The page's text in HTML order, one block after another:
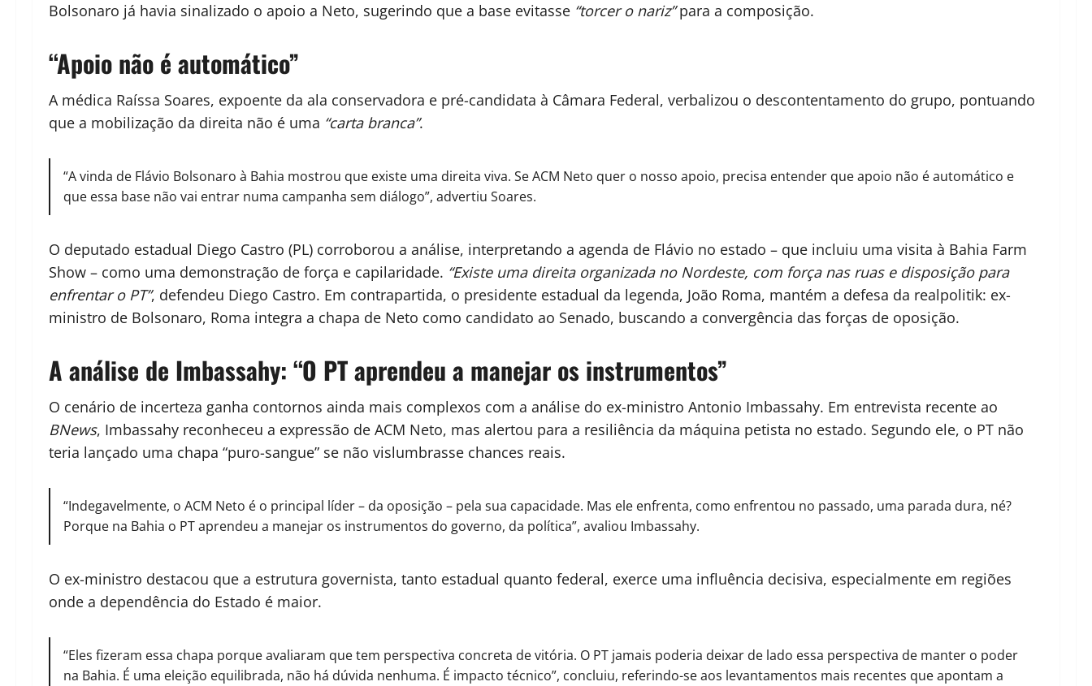
Bolsonaro já havia sinalizado o apoio a Neto, sugerindo que a base evitasse “torcer o nariz”para a composição.
“Apoio não é automático”
A médica Raíssa Soares, expoente da ala conservadora e pré-candidata à Câmara Federal, verbalizou o descontentamento do grupo, pontuando
que a mobilização da direita não é uma “carta branca”.
“A vinda de Flávio Bolsonaro à Bahia mostrou que existe uma direita viva. Se ACM Neto quer o nosso apoio, precisa entender que apoio não é automático e
que essa base não vai entrar numa campanha sem diálogo”, advertiu Soares.
O deputado estadual Diego Castro (PL) corroborou a análise, interpretando a agenda de Flávio no estado – que incluiu uma visita à Bahia Farm
Show – como uma demonstração de força e capilaridade. “Existe uma direita organizada no Nordeste, com força nas ruas e disposição para
enfrentar o PT”, defendeu Diego Castro. Em contrapartida, o presidente estadual da legenda, João Roma, mantém a defesa da realpolitik: ex-
ministro de Bolsonaro, Roma integra a chapa de Neto como candidato ao Senado, buscando a convergência das forças de oposição.
A análise de Imbassahy: “O PT aprendeu a manejar os instrumentos”
O cenário de incerteza ganha contornos ainda mais complexos com a análise do ex-ministro Antonio Imbassahy. Em entrevista recente ao
BNews, Imbassahy reconheceu a expressão de ACM Neto, mas alertou para a resiliência da máquina petista no estado. Segundo ele, o PT não
teria lançado uma chapa “puro-sangue” se não vislumbrasse chances reais.
“Indegavelmente, o ACM Neto é o principal líder – da oposição – pela sua capacidade. Mas ele enfrenta, como enfrentou no passado, uma parada dura, né?
Porque na Bahia o PT aprendeu a manejar os instrumentos do governo, da política”, avaliou Imbassahy.
O ex-ministro destacou que a estrutura governista, tanto estadual quanto federal, exerce uma influência decisiva, especialmente em regiões
onde a dependência do Estado é maior.
“Eles fizeram essa chapa porque avaliaram que tem perspectiva concreta de vitória. O PT jamais poderia deixar de lado essa perspectiva de manter o poder
na Bahia. É uma eleição equilibrada, não há dúvida nenhuma. É impacto técnico”, concluiu, referindo-se aos levantamentos mais recentes que apontam a